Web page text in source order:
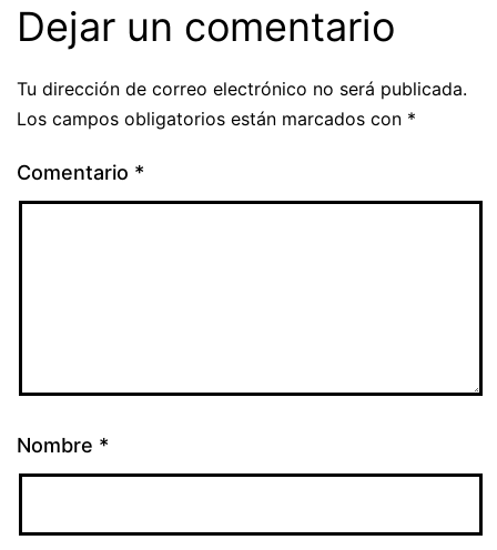
Dejar un comentario
Tu dirección de correo electrónico no será publicada.
Los campos obligatorios están marcados con *
Comentario *
Nombre *